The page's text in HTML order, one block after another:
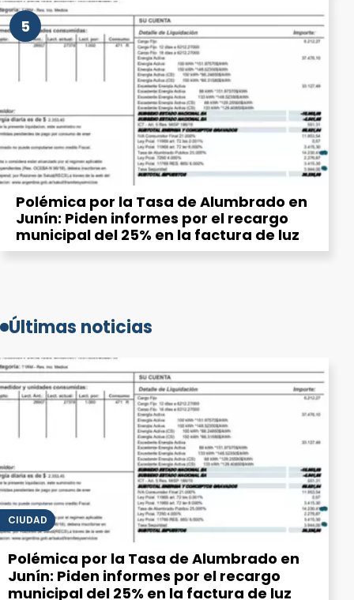
5
Polémica por la Tasa de Alumbrado en
Junín: Piden informes por el recargo
municipal del 25% en la factura de luz
Últimas noticias
CIUDAD
Polémica por la Tasa de Alumbrado en
Junín: Piden informes por el recargo
municipal del 25% en la factura de luz